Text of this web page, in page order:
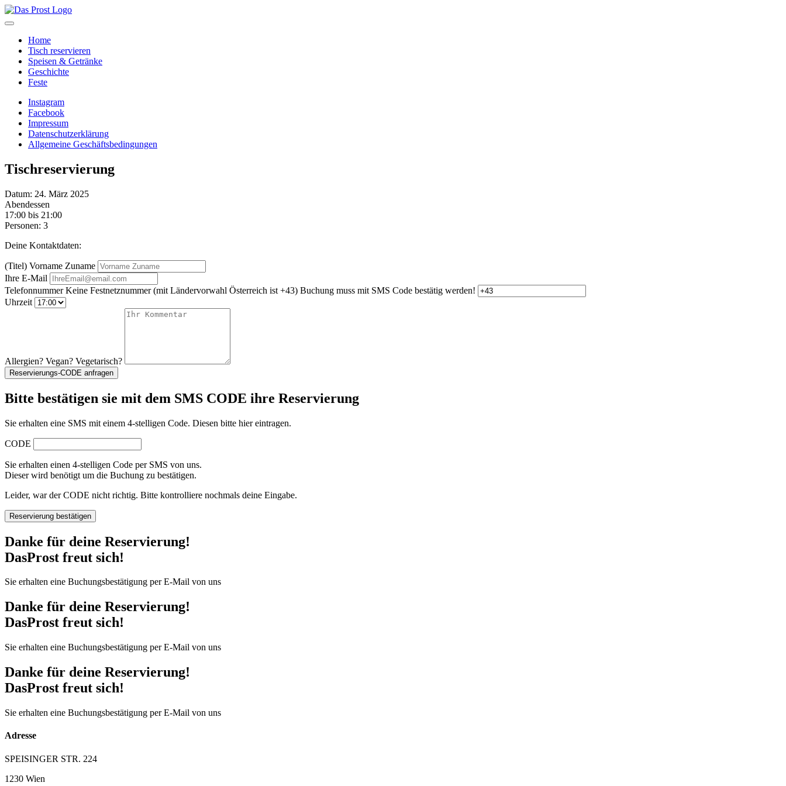
Home
Tisch reservieren
Speisen & Getränke
Geschichte
Feste
Instagram
Facebook
Impressum
Datenschutzerklärung
Allgemeine Geschäftsbedingungen
Tischreservierung
Datum: 24. März 2025
Abendessen
17:00 bis 21:00
Personen: 3
Deine Kontaktdaten:
(Titel) Vorname Zuname
Ihre E-Mail
TelefonnummerKeine Festnetznummer (mit Ländervorwahl Österreich ist +43) Buchung muss mit SMS Code bestätig werden!
Uhrzeit
Allergien? Vegan? Vegetarisch?
Reservierungs-CODE anfragen
Bitte bestätigen sie mit dem SMS CODE ihre Reservierung
Sie erhalten eine SMS mit einem 4-stelligen Code. Diesen bitte hier eintragen.
CODE
Sie erhalten einen 4-stelligen Code per SMS von uns.
Dieser wird benötigt um die Buchung zu bestätigen.
Leider, war der CODE nicht richtig. Bitte kontrolliere nochmals deine Eingabe.
Reservierung bestätigen
Danke für deine Reservierung!
DasProst freut sich!
Sie erhalten eine Buchungsbestätigung per E-Mail von uns
Danke für deine Reservierung!
DasProst freut sich!
Sie erhalten eine Buchungsbestätigung per E-Mail von uns
Danke für deine Reservierung!
DasProst freut sich!
Sie erhalten eine Buchungsbestätigung per E-Mail von uns
Adresse
SPEISINGER STR. 224
1230 Wien